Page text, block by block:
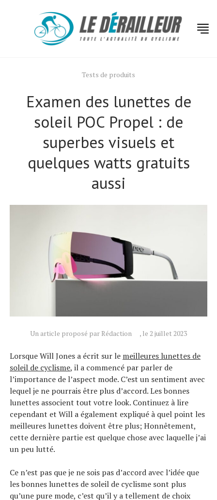
Tests de produits
Examen des lunettes de
soleil POC Propel : de
superbes visuels et
quelques watts gratuits
aussi
Un article proposé par Rédaction , le 2 juillet 2023
Lorsque Will Jones a écrit sur le meilleures lunettes de
soleil de cyclisme, il a commencé par parler de
l’importance de l’aspect mode. C’est un sentiment avec
lequel je ne pourrais être plus d’accord. Les bonnes
lunettes associent tout votre look. Continuez à lire
cependant et Will a également expliqué à quel point les
meilleures lunettes doivent être plus; Honnêtement,
cette dernière partie est quelque chose avec laquelle j’ai
un peu lutté.
Ce n’est pas que je ne sois pas d’accord avec l’idée que
les bonnes lunettes de soleil de cyclisme sont plus
qu’une pure mode, c’est qu’il y a tellement de choix